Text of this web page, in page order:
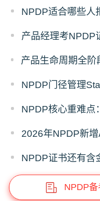
NPDP适合哪些人
产品经理考NPDP
NPDP门径管理
NPDP核心重难点
2026年NPDP新
NPDP证书还有含
NPDP